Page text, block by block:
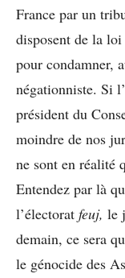
France par un
disposent de la
pour condamner,
négationniste. Si
président du
moindre de nos
ne sont en réalité
Entendez par là
l’électorat feuj, le
demain, ce sera
le génocide des